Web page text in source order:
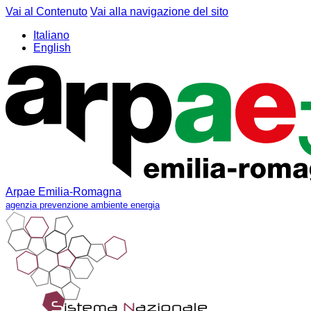
Vai al Contenuto Vai alla navigazione del sito
Italiano
English
Arpae Emilia-Romagna
agenzia prevenzione ambiente energia